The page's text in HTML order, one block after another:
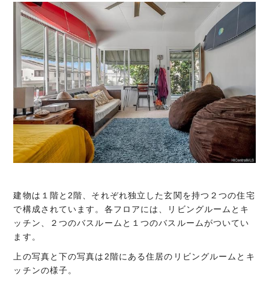
建物は１階と2階、それぞれ独立した玄関を持つ２つの住宅
で構成されています。各フロアには、リビングルームとキ
ッチン、２つのバスルームと１つのバスルームがついてい
ます。
上の写真と下の写真は2階にある住居のリビングルームとキ
ッチンの様子。